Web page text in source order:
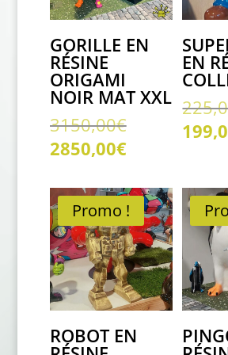
GORILLE EN
RÉSINE
ORIGAMI
NOIR MAT XXL
3150,00€Le
prix
était :
3150,00€.
2850,00€Le
actuel
est :
2850,00€.
EN
Promo !
ROBOT EN